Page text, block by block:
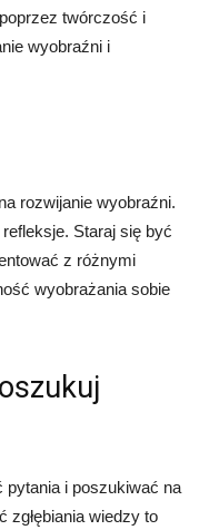
twórczość i
wyobraźni i
rozwijanie wyobraźni.
Staraj się być
z różnymi
wyobrażania sobie
pytania i poszukiwać na
zgłębiania wiedzy to